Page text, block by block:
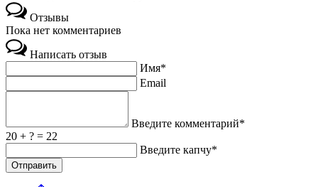
Отзывы
Пока нет комментариев
Написать отзыв
Имя*
Email
Введите комментарий*
20 + ? = 22
Введите капчу*